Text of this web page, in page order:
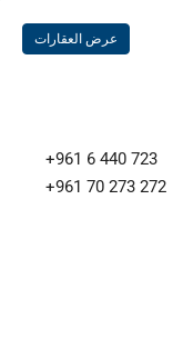
عرض العقارات
+961 6 440 723
+961 70 273 272